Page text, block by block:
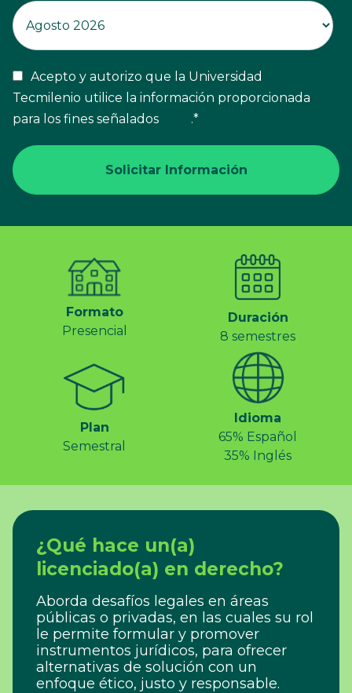
Acepto y autorizo que la Universidad
Tecmilenio utilice la información proporcionada
para los fines señalados
.*
Formato
Presencial
Duración
8 semestres
Plan
Semestral
Idioma
65% Español
35% Inglés
¿Qué hace un(a)
licenciado(a) en derecho?
Aborda desafíos legales en áreas
públicas o privadas, en las cuales su rol
le permite formular y promover
instrumentos jurídicos, para ofrecer
alternativas de solución con un
enfoque ético, justo y responsable.